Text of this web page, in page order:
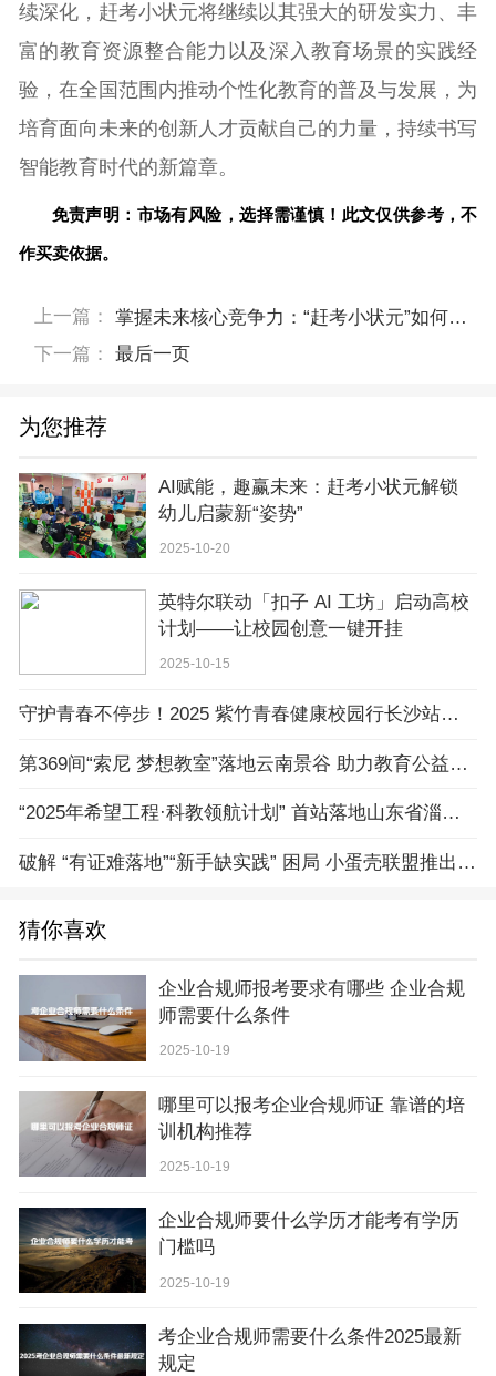
续深化，赶考小状元将继续以其强大的研发实力、丰
富的教育资源整合能力以及深入教育场景的实践经
验，在全国范围内推动个性化教育的普及与发展，为
培育面向未来的创新人才贡献自己的力量，持续书写
智能教育时代的新篇章。
免责声明：市场有风险，选择需谨慎！此文仅供参考，不
作买卖依据。
上一篇：
掌握未来核心竞争力：“赶考小状元”如何用“费曼学习法”点燃孩子终身学习的引擎
下一篇：
最后一页
为您推荐
AI赋能，趣赢未来：赶考小状元解锁
幼儿启蒙新“姿势”
2025-10-20
英特尔联动「扣子 AI 工坊」启动高校
计划——让校园创意一键开挂
2025-10-15
守护青春不停步！2025 紫竹青春健康校园行长沙站圆满收官
第369间“索尼 梦想教室”落地云南景谷 助力教育公益与可持续发展
“2025年希望工程·科教领航计划” 首站落地山东省淄博市
破解 “有证难落地”“新手缺实践” 困局 小蛋壳联盟推出家庭教育心理咨询师接单计划
猜你喜欢
企业合规师报考要求有哪些 企业合规
师需要什么条件
2025-10-19
哪里可以报考企业合规师证 靠谱的培
训机构推荐
2025-10-19
企业合规师要什么学历才能考有学历
门槛吗
2025-10-19
考企业合规师需要什么条件2025最新
规定